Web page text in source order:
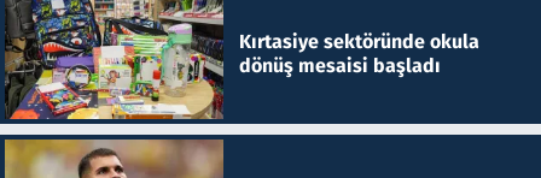
Kırtasiye sektöründe okula
dönüş mesaisi başladı